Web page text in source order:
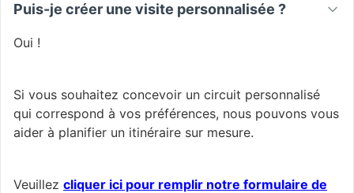
Puis-je créer une visite personnalisée ?
Oui !
Si vous souhaitez concevoir un circuit personnalisé
qui correspond à vos préférences, nous pouvons vous
aider à planifier un itinéraire sur mesure.
Veuillez cliquer ici pour remplir notre formulaire de